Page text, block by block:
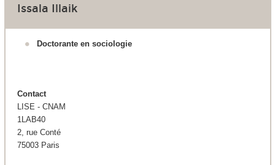
Issala Illaik
Doctorante en sociologie
Contact
LISE - CNAM
1LAB40
2, rue Conté
75003 Paris